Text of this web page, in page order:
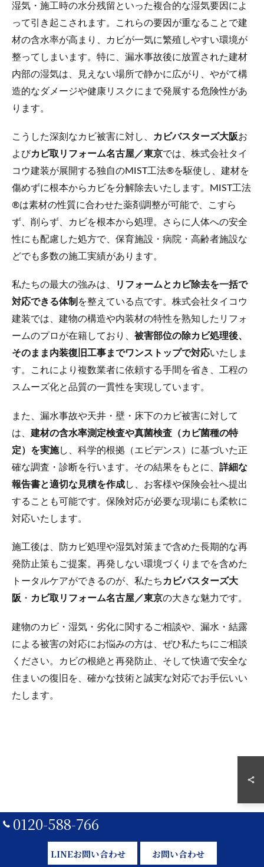
湿気・施工時の水分残留といった複合的な湿気要因によ
って引き起こされます。これらの要因が重なることで建
材の含水率が高まり、カビが一気に繁殖しやすい環境が
整ってしまいます。特に、漏水事故後に放置された建材
内部の湿気は、見えない場所で静かに広がり、やがて構
造的なダメージや健康リスクにまで発展する危険性があ
ります。
こうした深刻なカビ被害に対し、 カビバスターズ大阪お
よびカビ取リフォーム名古屋／東京では、株式会社タイ
コウ建装が展開する独自のMIST工法®を駆使し、建材を
傷めずに根本からカビを分解除去いたします。MIST工法
®は素材の性質に合わせた薬剤調整が可能で、こすら
ず、削らず、カビを根本から処理。さらに人体への安全
性にも配慮した処方で、保育施設・病院・高齢者施設な
どでも多数の施工実績があります。
私たちの最大の強みは、
リフォームとカビ除去を一括で
対応できる体制 を整えている点です。株式会社タイコウ
建装では、建物の構造や内装材の特性を熟知したリフォ
ームのプロが在籍しており、 被害部位の除カビ処理後、
そのまま内装復旧工事までワンストップで対応いたしま
す。これにより複数業者に依頼する手間を省き、工程の
スムーズ化と品質の一貫性を実現しています。
また、漏水事故や天井・壁・床下のカビ被害に対して
は、 建材の含水率測定検査や真菌検査（カビ菌種の特
定）を実施し、科学的根拠（エビデンス）に基づいた正
確な調査・診断を行います。その結果をもとに、 詳細な
報告書と適切な見積を作成 し、お客様や保険会社へ提出
することも可能です。保険対応が必要な現場にも柔軟に
対応いたします。
施工後は、防カビ処理や湿気対策まで含めた長期的な再
発防止策もご提案。再発しない環境づくりまでを含めた
トータルケアができるのが、私たち カビバスターズ大
阪 ・ カビ取リフォーム名古屋／東京の大きな魅力です。
建物のカビ・湿気・劣化に関するご相談や、漏水・結露
による被害の対応にお悩みの方は、ぜひ私たちにご相談
ください。カビの根絶と再発防止、そして快適で安全な
住まいの復旧を、確かな技術と誠実な対応でお手伝いい
たします。
一般住宅（戸建て・マンション・別荘）
0120-588-766
LINEお問い合わせ お問い合わせ